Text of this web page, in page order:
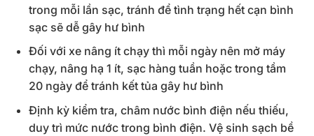
trong mỗi lần sạc, tránh để tình trạng hết cạn bình
sạc sẽ dễ gây hư bình
Đối với xe nâng ít chạy thì mỗi ngày nên mở máy
chạy, nâng hạ 1 ít, sạc hàng tuần hoặc trong tầm
20 ngày để tránh kết tủa gây hư bình
Định kỳ kiểm tra, châm nước bình điện nếu thiếu,
duy trì mức nước trong bình điện. Vệ sinh sạch bề